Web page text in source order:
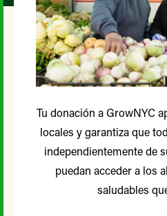
Tu donación a GrowNYC
locales y garantiza que
independientemente de
puedan acceder a los
saludables